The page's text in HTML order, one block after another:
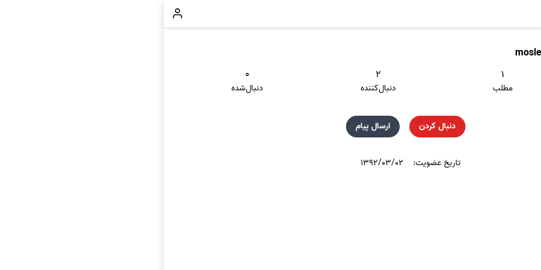
۱
مطلب
۲
دنبال‌کننده
۰
دنبال‌شده
دنبال کردن ارسال پیام
تاریخ عضویت: ۱۳۹۲/۰۳/۰۲